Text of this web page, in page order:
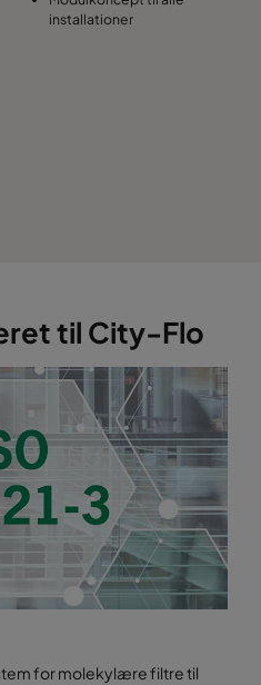
installationer
til City-Flo
for molekylære filtre til